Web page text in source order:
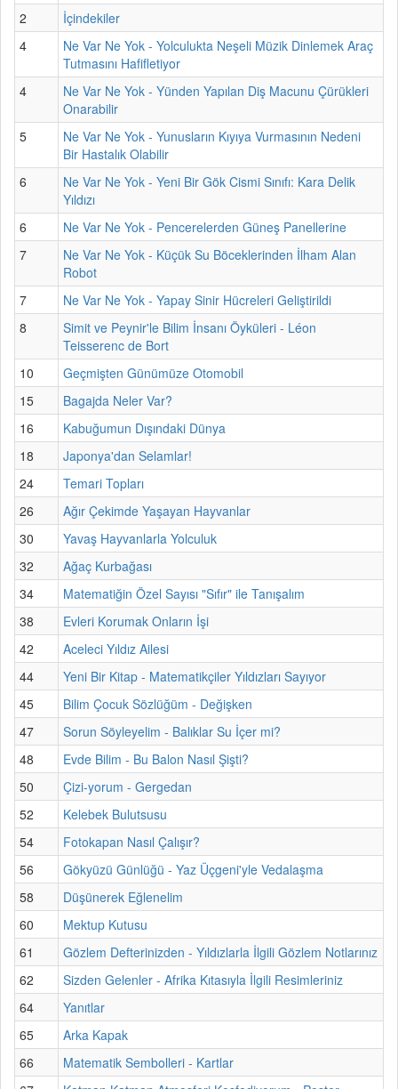
2
İçindekiler
4
Ne Var Ne Yok - Yolculukta Neşeli Müzik Dinlemek Araç
Tutmasını Hafifletiyor
4
Ne Var Ne Yok - Yünden Yapılan Diş Macunu Çürükleri
Onarabilir
5
Ne Var Ne Yok - Yunusların Kıyıya Vurmasının Nedeni
Bir Hastalık Olabilir
6
Ne Var Ne Yok - Yeni Bir Gök Cismi Sınıfı: Kara Delik
Yıldızı
6
Ne Var Ne Yok - Pencerelerden Güneş Panellerine
7
Ne Var Ne Yok - Küçük Su Böceklerinden İlham Alan
Robot
7
Ne Var Ne Yok - Yapay Sinir Hücreleri Geliştirildi
8
Simit ve Peynir'le Bilim İnsanı Öyküleri - Léon
Teisserenc de Bort
10
Geçmişten Günümüze Otomobil
15
Bagajda Neler Var?
16
Kabuğumun Dışındaki Dünya
18
Japonya'dan Selamlar!
24
Temari Topları
26
Ağır Çekimde Yaşayan Hayvanlar
30
Yavaş Hayvanlarla Yolculuk
32
Ağaç Kurbağası
34
Matematiğin Özel Sayısı "Sıfır" ile Tanışalım
38
Evleri Korumak Onların İşi
42
Aceleci Yıldız Ailesi
44
Yeni Bir Kitap - Matematikçiler Yıldızları Sayıyor
45
Bilim Çocuk Sözlüğüm - Değişken
47
Sorun Söyleyelim - Balıklar Su İçer mi?
48
Evde Bilim - Bu Balon Nasıl Şişti?
50
Çizi-yorum - Gergedan
52
Kelebek Bulutsusu
54
Fotokapan Nasıl Çalışır?
56
Gökyüzü Günlüğü - Yaz Üçgeni'yle Vedalaşma
58
Düşünerek Eğlenelim
60
Mektup Kutusu
61
Gözlem Defterinizden - Yıldızlarla İlgili Gözlem Notlarınız
62
Sizden Gelenler - Afrika Kıtasıyla İlgili Resimleriniz
64
Yanıtlar
65
Arka Kapak
66
Matematik Sembolleri - Kartlar